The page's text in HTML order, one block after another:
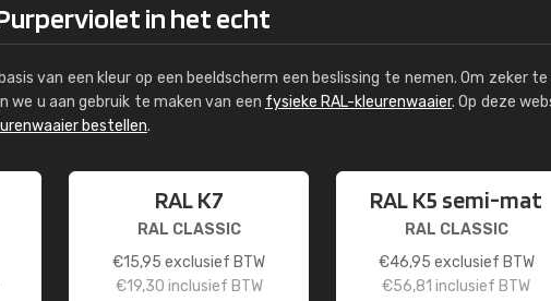
in het echt
van een kleur op een beeldscherm een beslissing te nemen. Om zeker te
we u aan gebruik te maken van een fysieke RAL-kleurenwaaier. Op deze
bestellen.
RAL K7
RAL CLASSIC
€15,95 exclusief BTW
€19,30 inclusief BTW
RAL K5 semi-mat
RAL CLASSIC
€46,95 exclusief BTW
€56,81 inclusief BTW